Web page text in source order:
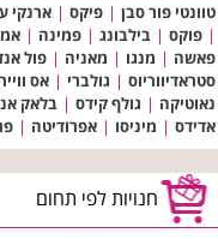
טוונטי פור סבן | פיקס | ארנקי
| פוקס | בילבונג | פמינה |
פאשה | מנגו | מאניה | פול
סטראדיווריוס | גולברי | אס
נאוטיקה | גולף קידס | בלאק
אדידס | מיניסו | אפרודיטה |
חנויות לפי תחום